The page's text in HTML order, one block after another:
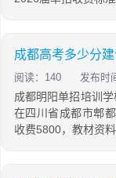
成都高考多少分
阅读：140 发布时
成都明阳单招培训
在四川省成都市郫
收费5800，教材资